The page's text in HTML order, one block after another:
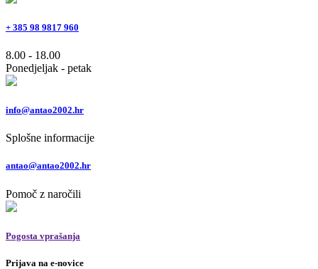
+ 385 98 9817 960
8.00 - 18.00
Ponedjeljak - petak
info@antao2002.hr
Splošne informacije
antao@antao2002.hr
Pomoč z naročili
Pogosta vprašanja
Prijava na e-novice